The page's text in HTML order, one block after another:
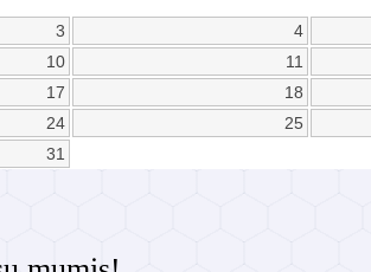
3
4
10
11
17
18
24
25
31